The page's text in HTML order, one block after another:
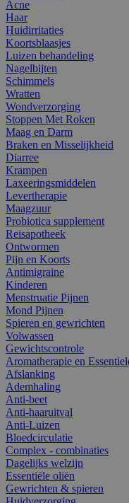
Acne
Haar
Huidirritaties
Koortsblaasjes
Luizen behandeling
Nagelbijten
Schimmels
Wratten
Wondverzorging
Stoppen Met Roken
Maag en Darm
Braken en Misselijkheid
Diarree
Krampen
Laxeeringsmiddelen
Levertherapie
Maagzuur
Probiotica supplement
Reisapotheek
Ontwormen
Pijn en Koorts
Antimigraine
Kinderen
Menstruatie Pijnen
Mond Pijnen
Spieren en gewrichten
Volwassen
Gewichtscontrole
Aromatherapie en
Afslanking
Ademhaling
Anti-beet
Anti-haaruitval
Anti-Luizen
Bloedcirculatie
Complex - combinaties
Dagelijks welzijn
Essentiële oliën
Gewrichten & spieren